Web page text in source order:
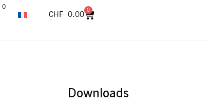
0
CHF 0.00
0
Downloads